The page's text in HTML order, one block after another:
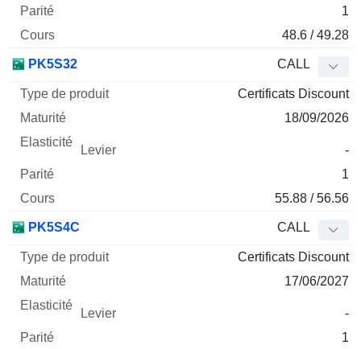
1
48.6 / 49.28
PK5S32 CALL
Certificats Discount
18/09/2026
-
1
55.88 / 56.56
PK5S4C CALL
Certificats Discount
17/06/2027
-
1